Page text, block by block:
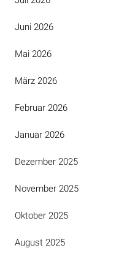
Juni 2026
Mai 2026
März 2026
Februar 2026
Januar 2026
Dezember 2025
November 2025
Oktober 2025
August 2025